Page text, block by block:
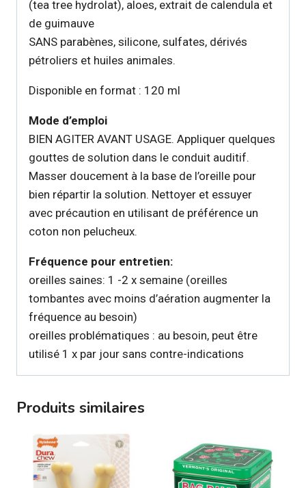
(tea tree hydrolat), aloes, extrait de calendula et
de guimauve
SANS parabènes, silicone, sulfates, dérivés
pétroliers et huiles animales.
Disponible en format : 120 ml
Mode d’emploi
BIEN AGITER AVANT USAGE. Appliquer quelques
gouttes de solution dans le conduit auditif.
Masser doucement à la base de l’oreille pour
bien répartir la solution. Nettoyer et essuyer
avec précaution en utilisant de préférence un
coton non pelucheux.
Fréquence pour entretien:
oreilles saines: 1 -2 x semaine (oreilles
tombantes avec moins d’aération augmenter la
fréquence au besoin)
oreilles problématiques : au besoin, peut être
utilisé 1 x par jour sans contre-indications
Produits similaires